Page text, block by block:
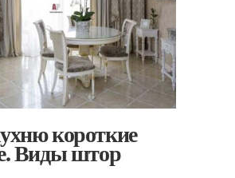
короткие
Виды штор